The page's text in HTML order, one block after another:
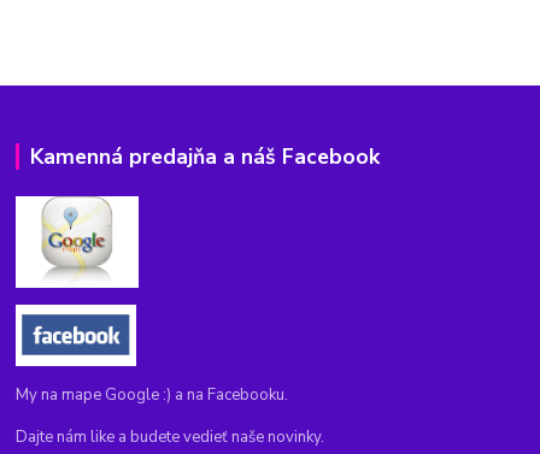
Kamenná predajňa a náš Facebook
My na mape Google :) a na Facebooku.
Dajte nám like a budete vedieť naše novinky.